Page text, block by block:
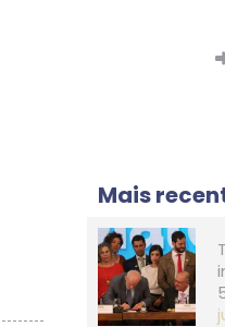
Mais